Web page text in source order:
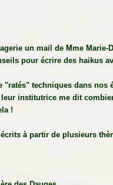
un mail de Mme
pour écrire des haikus
"ratés" techniques dans
institutrice me dit
!
à partir de plusieurs
classe,